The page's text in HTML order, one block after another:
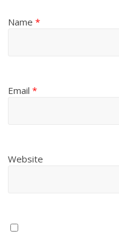
Name*
Email*
Website